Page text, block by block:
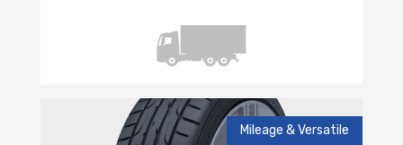
Mileage & Versatile